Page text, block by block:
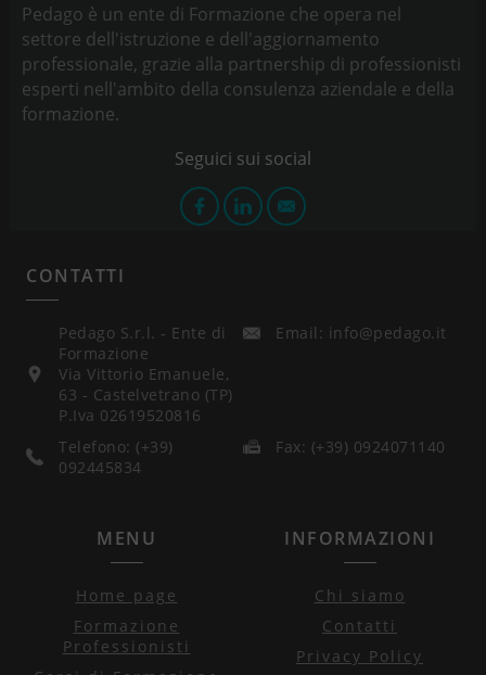
Pedago è un ente di Formazione che opera nel
settore dell'istruzione e dell'aggiornamento
professionale, grazie alla partnership di professionisti
esperti nell'ambito della consulenza aziendale e della
formazione.
CONTATTI
Pedago S.r.l. - Ente di
Formazione
Via Vittorio Emanuele,
63 - Castelvetrano (TP)
P.Iva 02619520816
Email: info@pedago.it
Telefono: (+39)
092445834
Fax: (+39) 0924071140
MENU
Home page
Formazione
Professionisti
INFORMAZIONI
Chi siamo
Contatti
Privacy Policy